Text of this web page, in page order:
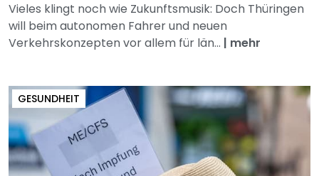
Vieles klingt noch wie Zukunftsmusik: Doch Thüringen
will beim autonomen Fahrer und neuen
Verkehrskonzepten vor allem für län... | mehr
GESUNDHEIT